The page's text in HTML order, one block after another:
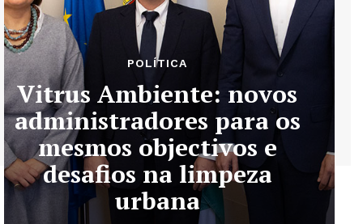
POLÍTICA
Vitrus Ambiente: novos
administradores para os
mesmos objectivos e
desafios na limpeza
urbana